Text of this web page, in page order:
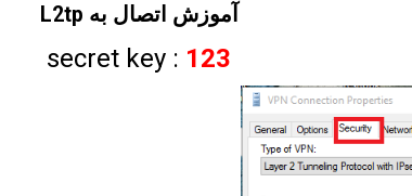
آموزش اتصال به L2tp
secret key : 123